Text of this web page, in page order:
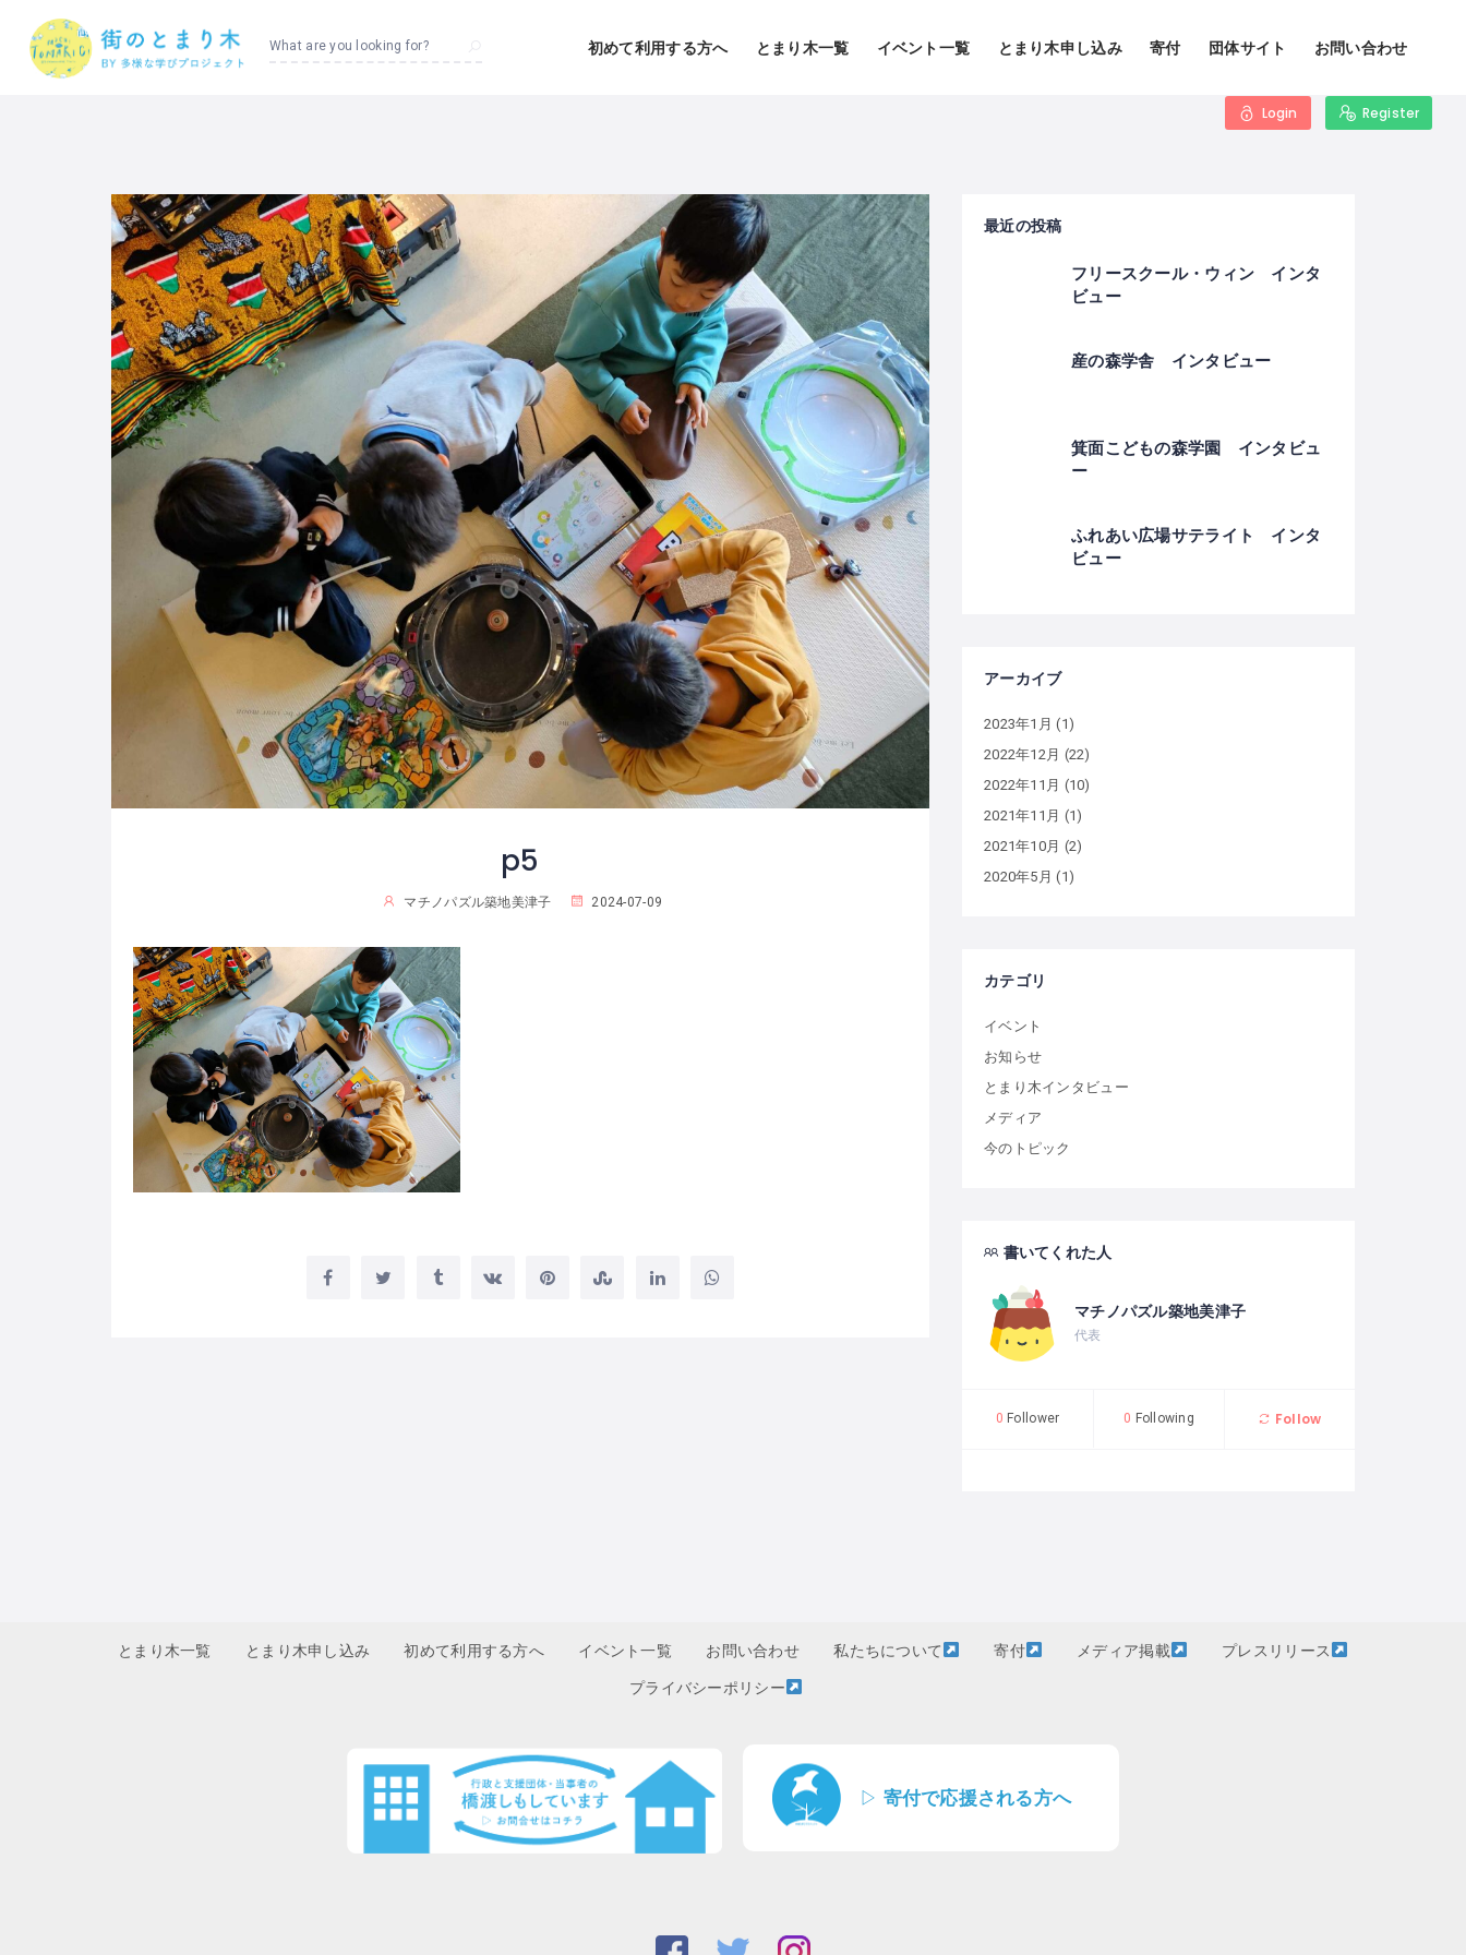
What are you looking for? 初めて利用する方へ とまり木一覧 イベント一覧 とまり木申し込み 寄付 団体サイト お問い合わせ
Login Register
p5
マチノパズル築地美津子 2024-07-09
最近の投稿
フリースクール・ウィン インタ
ビュー
産の森学舎 インタビュー
箕面こどもの森学園 インタビュ
ー
ふれあい広場サテライト インタ
ビュー
アーカイブ
2023年1月 (1)
2022年12月 (22)
2022年11月 (10)
2021年11月 (1)
2021年10月 (2)
2020年5月 (1)
カテゴリ
イベント
お知らせ
とまり木インタビュー
メディア
今のトピック
書いてくれた人
マチノパズル築地美津子
代表
0 Follower 0 Following Follow
とまり木一覧 とまり木申し込み 初めて利用する方へ イベント一覧 お問い合わせ 私たちについて 寄付 メディア掲載 プレスリリース
プライバシーポリシー
▷ 寄付で応援される方へ